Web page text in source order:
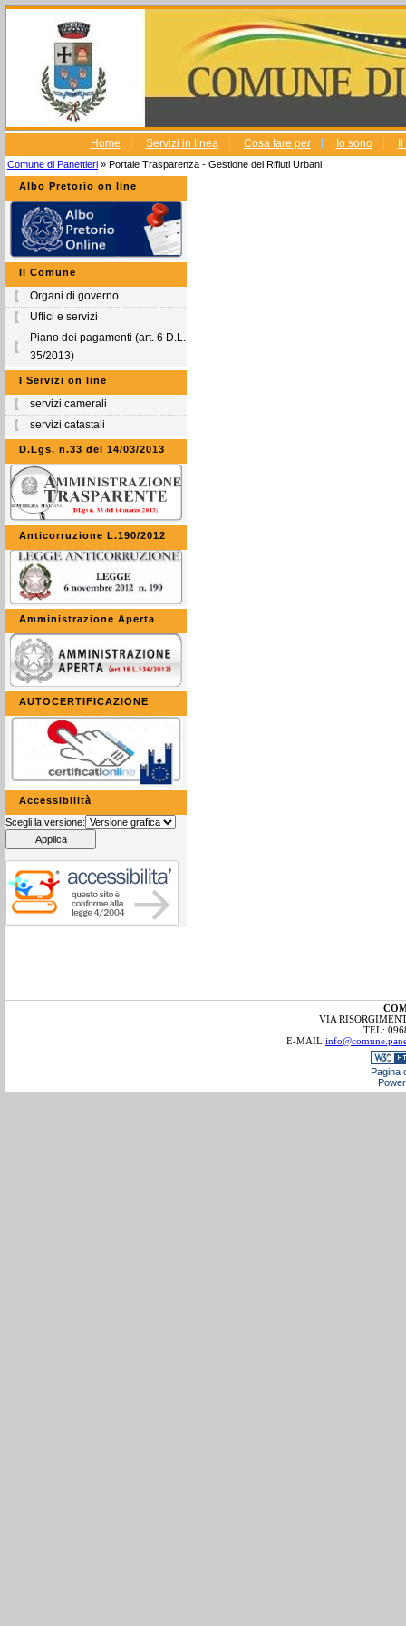
Home Servizi in linea Cosa fare per Io sono
Comune di Panettieri » Portale Trasparenza - Gestione dei Rifiuti Urbani
Albo Pretorio on line
Il Comune
Organi di governo
Uffici e servizi
Piano dei pagamenti (art. 6 D.L.
35/2013)
I Servizi on line
servizi camerali
servizi catastali
D.Lgs. n.33 del 14/03/2013
Anticorruzione L.190/2012
Amministrazione Aperta
AUTOCERTIFICAZIONE
Accessibilità
Scegli la versione:
VIA
TEL:
E-MAIL
Pagina